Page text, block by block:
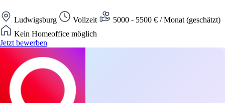
Ludwigsburg Vollzeit
5000 - 5500 € / Monat (geschätzt)
Kein Homeoffice möglich
Jetzt bewerben